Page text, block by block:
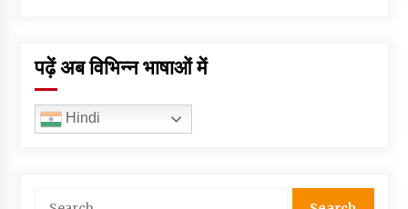
पढ़ें अब विभिन्न भाषाओं में
Hindi